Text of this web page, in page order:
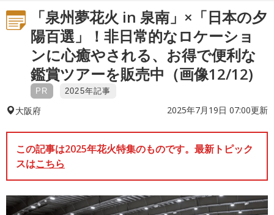
「泉州夢花火 in 泉南」×「日本の夕
陽百選」！非日常的なロケーショ
ンに心癒やされる、お得で便利な
鑑賞ツアーを販売中（画像12/12)
PR 2025年記事
大阪府 2025年7月19日 07:00更新
この記事は2025年花火特集のものです。最新トピック
スはこちら